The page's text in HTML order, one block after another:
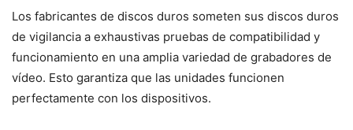
Los fabricantes de discos duros someten sus discos duros
de vigilancia a exhaustivas pruebas de compatibilidad y
funcionamiento en una amplia variedad de grabadores de
vídeo. Esto garantiza que las unidades funcionen
perfectamente con los dispositivos.